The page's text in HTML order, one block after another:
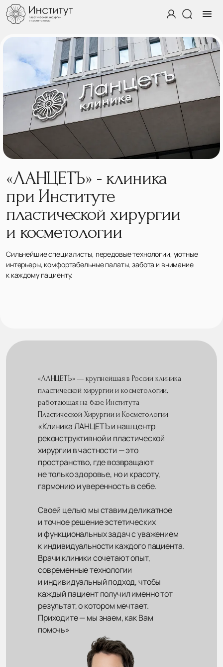
«ЛАНЦЕТЪ» - клиника
при Институте
пластической хирургии
и косметологии
Сильнейшие специалисты, передовые технологии, уютные
интерьеры, комфортабельные палаты, забота и внимание
к каждому пациенту.
«ЛАНЦЕТЪ» — крупнейшая в России клиника
пластической хирургии и косметологии,
работающая на базе Института
Пластической Хирургии и Косметологии
«Клиника ЛАНЦЕТЪ и наш центр
реконструктивной и пластической
хирургии в частности — это
пространство, где возвращают
не только здоровье, но и красоту,
гармонию и уверенность в себе.
Своей целью мы ставим деликатное
и точное решение эстетических
и функциональных задач с уважением
к индивидуальности каждого пациента.
Врачи клиники сочетают опыт,
современные технологии
и индивидуальный подход, чтобы
каждый пациент получил именно тот
результат, о котором мечтает.
Приходите — мы знаем, как Вам
помочь»